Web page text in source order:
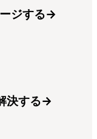
ジする→
決する→